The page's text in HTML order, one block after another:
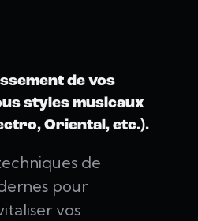
de vos
styles musicaux
Oriental, etc.).
de
pour
vos